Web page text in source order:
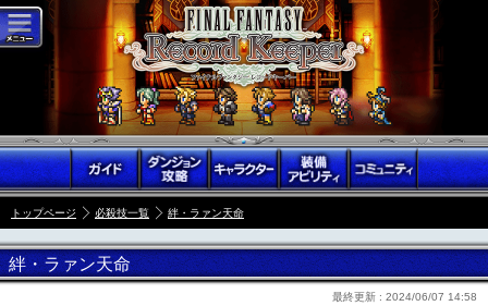
トップページ 必殺技一覧 絆・ラァン天命
絆・ラァン天命
最終更新 : 2024/06/07 14:58